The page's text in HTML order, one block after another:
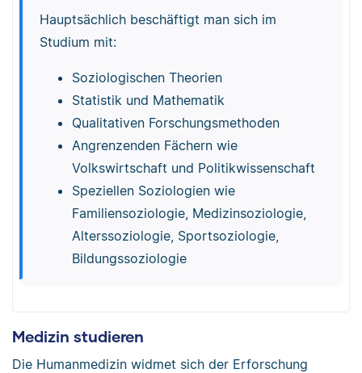
Hauptsächlich beschäftigt man sich im
Studium mit:
Soziologischen Theorien
Statistik und Mathematik
Qualitativen Forschungsmethoden
Angrenzenden Fächern wie
Volkswirtschaft und Politikwissenschaft
Speziellen Soziologien wie
Familiensoziologie, Medizinsoziologie,
Alterssoziologie, Sportsoziologie,
Bildungssoziologie
Medizin studieren
Die Humanmedizin widmet sich der Erforschung